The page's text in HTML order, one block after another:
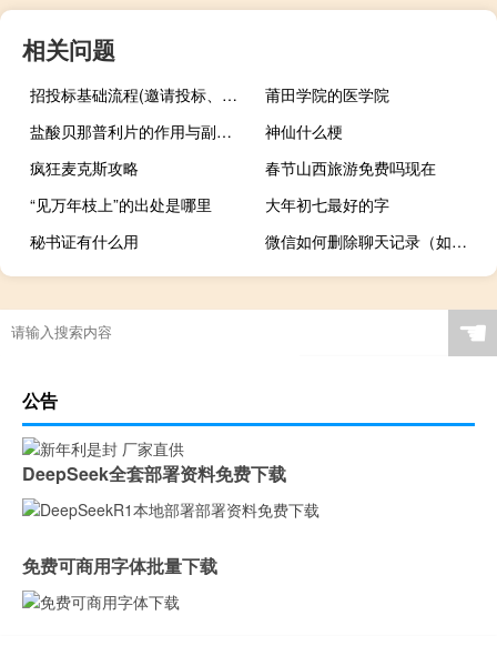
相关问题
招投标基础流程(邀请投标、文件评审、合同签订、验收和支付)
莆田学院的医学院
盐酸贝那普利片的作用与副作用（盐酸贝那普利片作用）
神仙什么梗
疯狂麦克斯攻略
春节山西旅游免费吗现在
“见万年枝上”的出处是哪里
大年初七最好的字
秘书证有什么用
微信如何删除聊天记录（如何删除聊天记录）
“苦忆尤参议”的出处是哪里
☚
公告
DeepSeek全套部署资料免费下载
免费可商用字体批量下载